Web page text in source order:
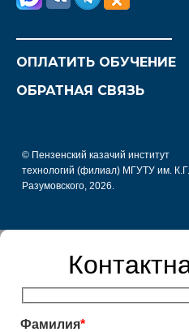
ОПЛАТИТЬ ОБУЧЕНИЕ
ОБРАТНАЯ СВЯЗЬ
© Пензенский казачий институт
технологий (филиал) МГУТУ им. К.Г.
Разумовского, 2026.
Фамилия*